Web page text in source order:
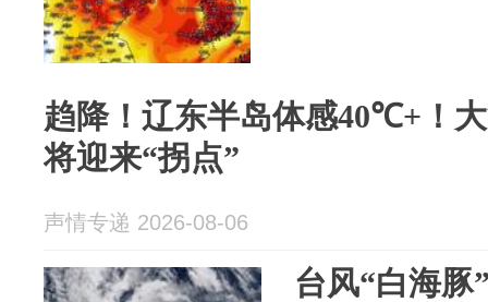
趋降！辽东半岛体感40℃+！
将迎来“拐点”
声情专递 2026-08-06
台风“白海豚